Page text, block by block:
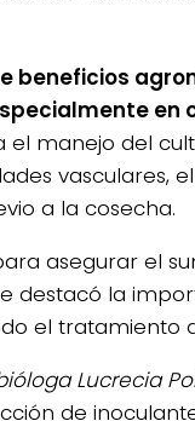
beneficios
en
el manejo del
vasculares,
a la cosecha.
asegurar el
destacó la
el tratamiento
Lucrecia
de